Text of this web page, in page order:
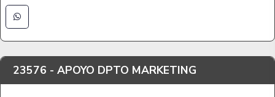
23576 - APOYO DPTO MARKETING